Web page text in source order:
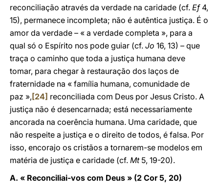
reconciliação através da verdade na caridade (cf. Ef 4,
15), permanece incompleta; não é autêntica justiça. É o
amor da verdade – « a verdade completa », para a
qual só o Espírito nos pode guiar (cf. Jo 16, 13) – que
traça o caminho que toda a justiça humana deve
tomar, para chegar à restauração dos laços de
fraternidade na « família humana, comunidade de
paz », [24] reconciliada com Deus por Jesus Cristo. A
justiça não é desencarnada; está necessariamente
ancorada na coerência humana. Uma caridade, que
não respeite a justiça e o direito de todos, é falsa. Por
isso, encorajo os cristãos a tornarem-se modelos em
matéria de justiça e caridade (cf. Mt5, 19-20).
A. « Reconciliai-vos com Deus » (2 Cor 5, 20)